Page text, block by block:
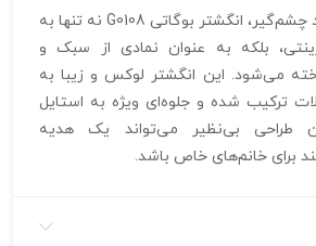
با وزن مناسب و ابعاد چشم‌گیر، انگشتر بوگاتی G0108 نه تنها به
بلکه به عنوان نمادی از سبک و
می‌شود. این انگشتر لوکس و زیبا به
ترکیب شده و جلوه‌ای ویژه به استایل
طراحی بی‌نظیر می‌تواند یک هدیه
برای خانم‌های خاص باشد.